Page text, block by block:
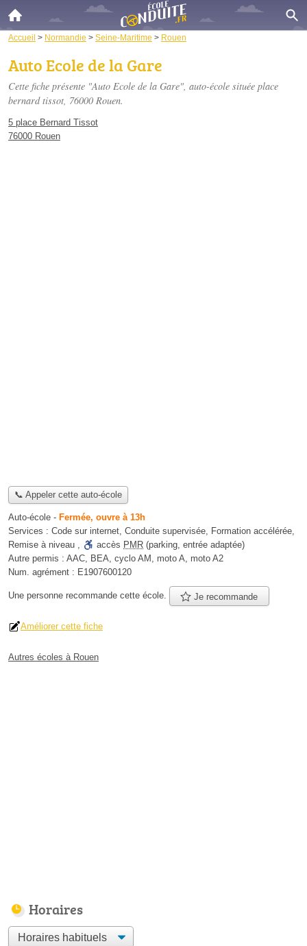
Accueil > Normandie > Seine-Maritime > Rouen
Auto Ecole de la Gare
Cette fiche présente "Auto Ecole de la Gare", auto-école située place
bernard tissot, 76000 Rouen.
5 place Bernard Tissot
76000 Rouen
📞 Appeler cette auto-école
Auto-école - Fermée, ouvre à 13h
Services : Code sur internet, Conduite supervisée, Formation accélérée,
Remise à niveau , accès PMR (parking, entrée adaptée)
Autre permis : AAC, BEA, cyclo AM, moto A, moto A2
Num. agrément : E1907600120
Une personne recommande cette école. Je recommande
Améliorer cette fiche
Autres écoles à Rouen
Horaires